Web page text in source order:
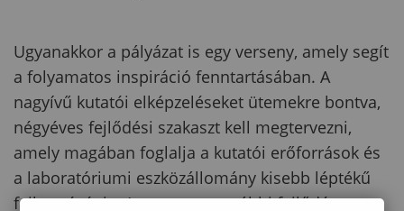
Ugyanakkor a pályázat is egy verseny, amely segít
a folyamatos inspiráció fenntartásában. A
nagyívű kutatói elképzeléseket ütemekre bontva,
négyéves fejlődési szakaszt kell megtervezni,
amely magában foglalja a kutatói erőforrások és
a laboratóriumi eszközállomány kisebb léptékű
fejlesztését is. A verseny a további fejlődés